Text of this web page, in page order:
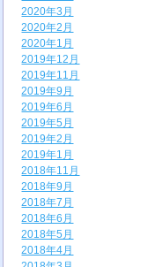
2020年3月
2020年2月
2020年1月
2019年12月
2019年11月
2019年9月
2019年6月
2019年5月
2019年2月
2019年1月
2018年11月
2018年9月
2018年7月
2018年6月
2018年5月
2018年4月